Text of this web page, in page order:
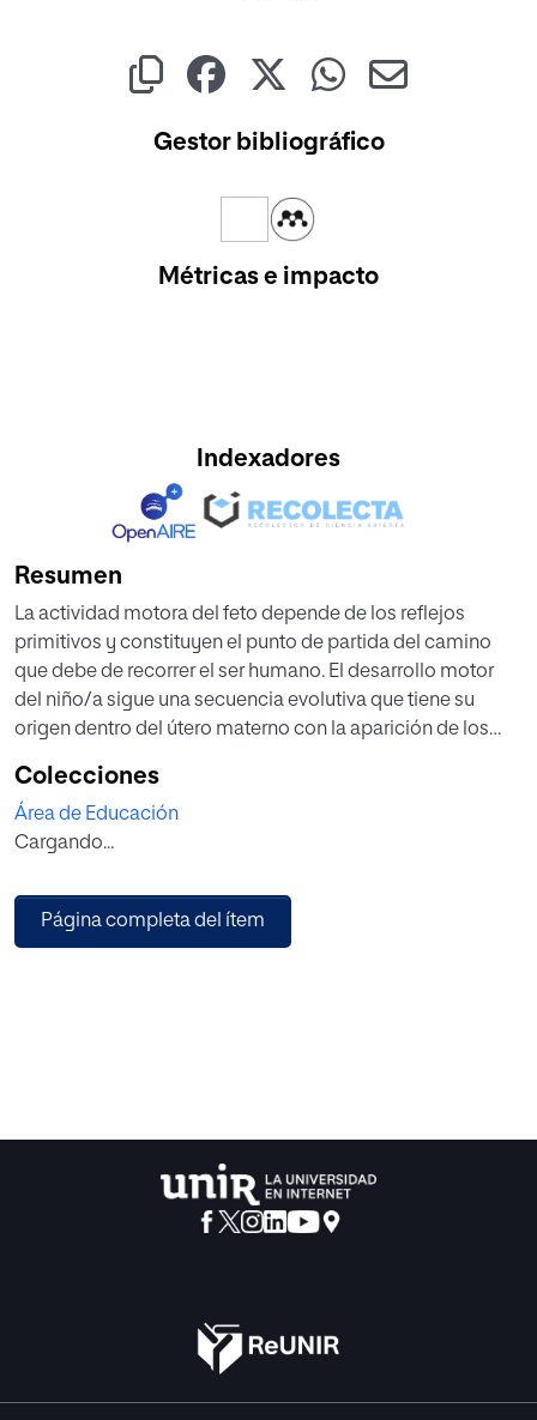
Gestor bibliográfico
Métricas e impacto
Indexadores
Resumen
La actividad motora del feto depende de los reflejos
primitivos y constituyen el punto de partida del camino
que debe de recorrer el ser humano. El desarrollo motor
del niño/a sigue una secuencia evolutiva que tiene su
origen dentro del útero materno con la aparición de los
control voluntario de las habilidades motrices básicas, y
después con las habilidades motrices más específicas.
Este trabajo busca dar una aproximación a la terapia que
de intervención orientada al segundo ciclo de educación
infantil, formada por un grupo de 21 alumnos/as que
Colecciones
Área de Educación
Cargando...
Página completa del ítem